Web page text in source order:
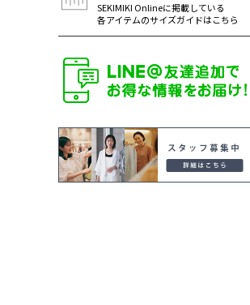
SEKIMIKI Onlineに掲載している
各アイテムのサイズガイドはこちら